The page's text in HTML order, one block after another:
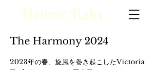
The Harmony 2024
2023年の春、旋風を巻き起こしたVictoria